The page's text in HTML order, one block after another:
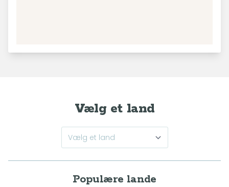
Vælg et land
Populære lande